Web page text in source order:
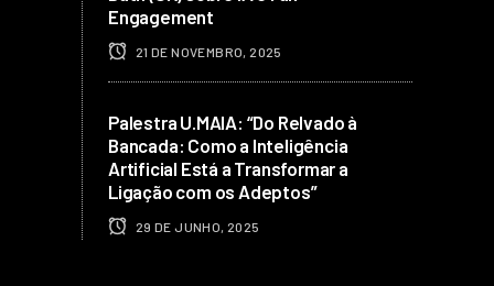
Engagement
21 DE NOVEMBRO, 2025
Palestra U.MAIA: “Do Relvado à
Bancada: Como a Inteligência
Artificial Está a Transformar a
Ligação com os Adeptos”
29 DE JUNHO, 2025